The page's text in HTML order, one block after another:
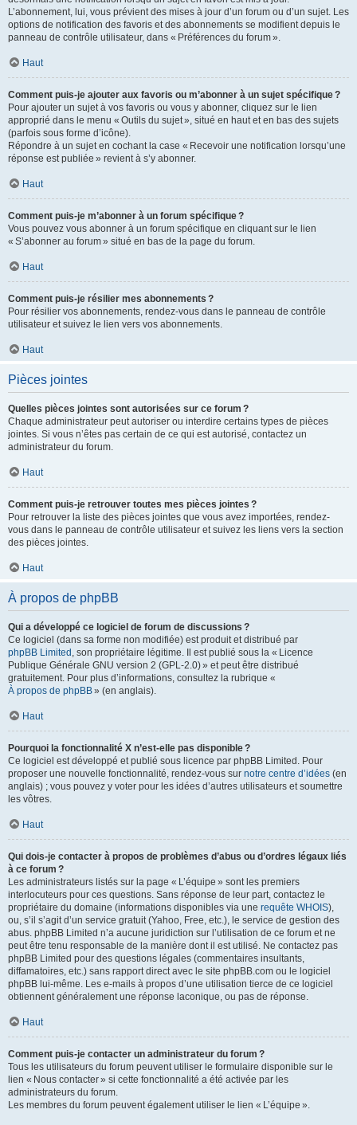
L’abonnement, lui, vous prévient des mises à jour d’un forum ou d’un sujet. Les
options de notification des favoris et des abonnements se modifient depuis le
panneau de contrôle utilisateur, dans « Préférences du forum ».
Haut
Comment puis-je ajouter aux favoris ou m’abonner à un sujet spécifique ?
Pour ajouter un sujet à vos favoris ou vous y abonner, cliquez sur le lien
approprié dans le menu « Outils du sujet », situé en haut et en bas des sujets
(parfois sous forme d’icône).
Répondre à un sujet en cochant la case « Recevoir une notification lorsqu’une
réponse est publiée » revient à s’y abonner.
Haut
Comment puis-je m’abonner à un forum spécifique ?
Vous pouvez vous abonner à un forum spécifique en cliquant sur le lien
« S’abonner au forum » situé en bas de la page du forum.
Haut
Comment puis-je résilier mes abonnements ?
Pour résilier vos abonnements, rendez-vous dans le panneau de contrôle
utilisateur et suivez le lien vers vos abonnements.
Haut
Pièces jointes
Quelles pièces jointes sont autorisées sur ce forum ?
Chaque administrateur peut autoriser ou interdire certains types de pièces
jointes. Si vous n’êtes pas certain de ce qui est autorisé, contactez un
administrateur du forum.
Haut
Comment puis-je retrouver toutes mes pièces jointes ?
Pour retrouver la liste des pièces jointes que vous avez importées, rendez-
vous dans le panneau de contrôle utilisateur et suivez les liens vers la section
des pièces jointes.
Haut
À propos de phpBB
Qui a développé ce logiciel de forum de discussions ?
Ce logiciel (dans sa forme non modifiée) est produit et distribué par
phpBB Limited , son propriétaire légitime. Il est publié sous la « Licence
Publique Générale GNU version 2 (GPL-2.0) » et peut être distribué
gratuitement. Pour plus d’informations, consultez la rubrique «
À propos de phpBB» (en anglais).
Haut
Pourquoi la fonctionnalité X n’est-elle pas disponible ?
Ce logiciel est développé et publié sous licence par phpBB Limited. Pour
proposer une nouvelle fonctionnalité, rendez-vous sur notre centre d’idées (en
anglais) ; vous pouvez y voter pour les idées d’autres utilisateurs et soumettre
les vôtres.
Haut
Qui dois-je contacter à propos de problèmes d’abus ou d’ordres légaux liés
à ce forum ?
Les administrateurs listés sur la page « L’équipe » sont les premiers
interlocuteurs pour ces questions. Sans réponse de leur part, contactez le
propriétaire du domaine (informations disponibles via une requête WHOIS),
ou, s’il s’agit d’un service gratuit (Yahoo, Free, etc.), le service de gestion des
abus. phpBB Limited n’a aucune juridiction sur l’utilisation de ce forum et ne
peut être tenu responsable de la manière dont il est utilisé. Ne contactez pas
phpBB Limited pour des questions légales (commentaires insultants,
diffamatoires, etc.) sans rapport direct avec le site phpBB.com ou le logiciel
phpBB lui-même. Les e-mails à propos d’une utilisation tierce de ce logiciel
obtiennent généralement une réponse laconique, ou pas de réponse.
Haut
Comment puis-je contacter un administrateur du forum ?
Tous les utilisateurs du forum peuvent utiliser le formulaire disponible sur le
lien « Nous contacter » si cette fonctionnalité a été activée par les
administrateurs du forum.
Les membres du forum peuvent également utiliser le lien « L’équipe ».